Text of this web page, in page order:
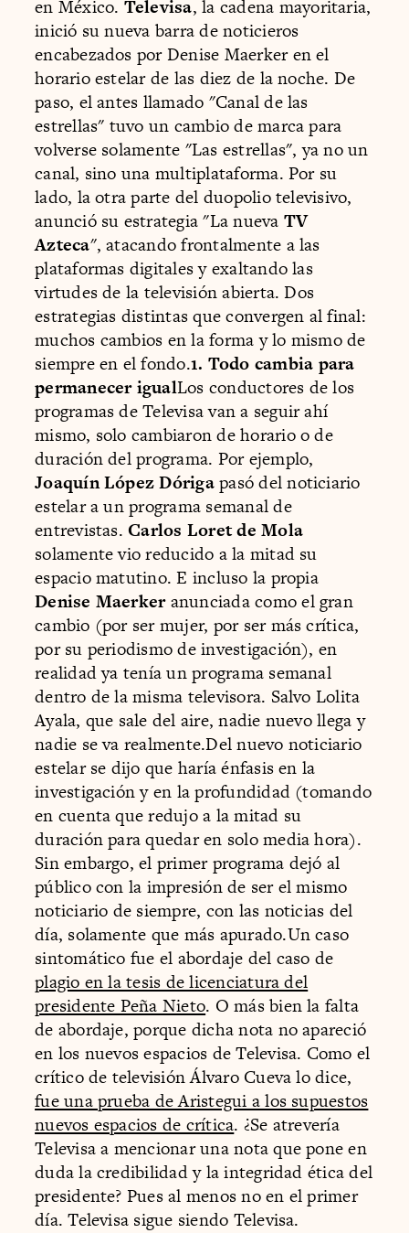
en México. Televisa, la cadena mayoritaria,
inició su nueva barra de noticieros
encabezados por Denise Maerker en el
horario estelar de las diez de la noche. De
paso, el antes llamado "Canal de las
estrellas" tuvo un cambio de marca para
volverse solamente "Las estrellas", ya no un
canal, sino una multiplataforma. Por su
lado, la otra parte del duopolio televisivo,
anunció su estrategia "La nueva TV
Azteca", atacando frontalmente a las
plataformas digitales y exaltando las
virtudes de la televisión abierta. Dos
estrategias distintas que convergen al final:
muchos cambios en la forma y lo mismo de
siempre en el fondo.1. Todo cambia para
permanecer igualLos conductores de los
programas de Televisa van a seguir ahí
mismo, solo cambiaron de horario o de
duración del programa. Por ejemplo,
Joaquín López Dórigapasó del noticiario
estelar a un programa semanal de
entrevistas.Carlos Loret de Mola
solamente vio reducido a la mitad su
espacio matutino. E incluso la propia
Denise Maerkeranunciada como el gran
cambio (por ser mujer, por ser más crítica,
por su periodismo de investigación), en
realidad ya tenía un programa semanal
dentro de la misma televisora. Salvo Lolita
Ayala, que sale del aire, nadie nuevo llega y
nadie se va realmente.Del nuevo noticiario
estelar se dijo que haría énfasis en la
investigación y en la profundidad (tomando
en cuenta que redujo a la mitad su
duración para quedar en solo media hora).
Sin embargo, el primer programa dejó al
público con la impresión de ser el mismo
noticiario de siempre, con las noticias del
día, solamente que más apurado.Un caso
sintomático fue el abordaje del caso de
plagio en la tesis de licenciatura del
presidente Peña Nieto. O más bien la falta
de abordaje, porque dicha nota no apareció
en los nuevos espacios de Televisa. Como el
crítico de televisión Álvaro Cueva lo dice,
fue una prueba de Aristegui a los supuestos
nuevos espacios de crítica. ¿Se atrevería
Televisa a mencionar una nota que pone en
duda la credibilidad y la integridad ética del
presidente? Pues al menos no en el primer
día. Televisa sigue siendo Televisa.